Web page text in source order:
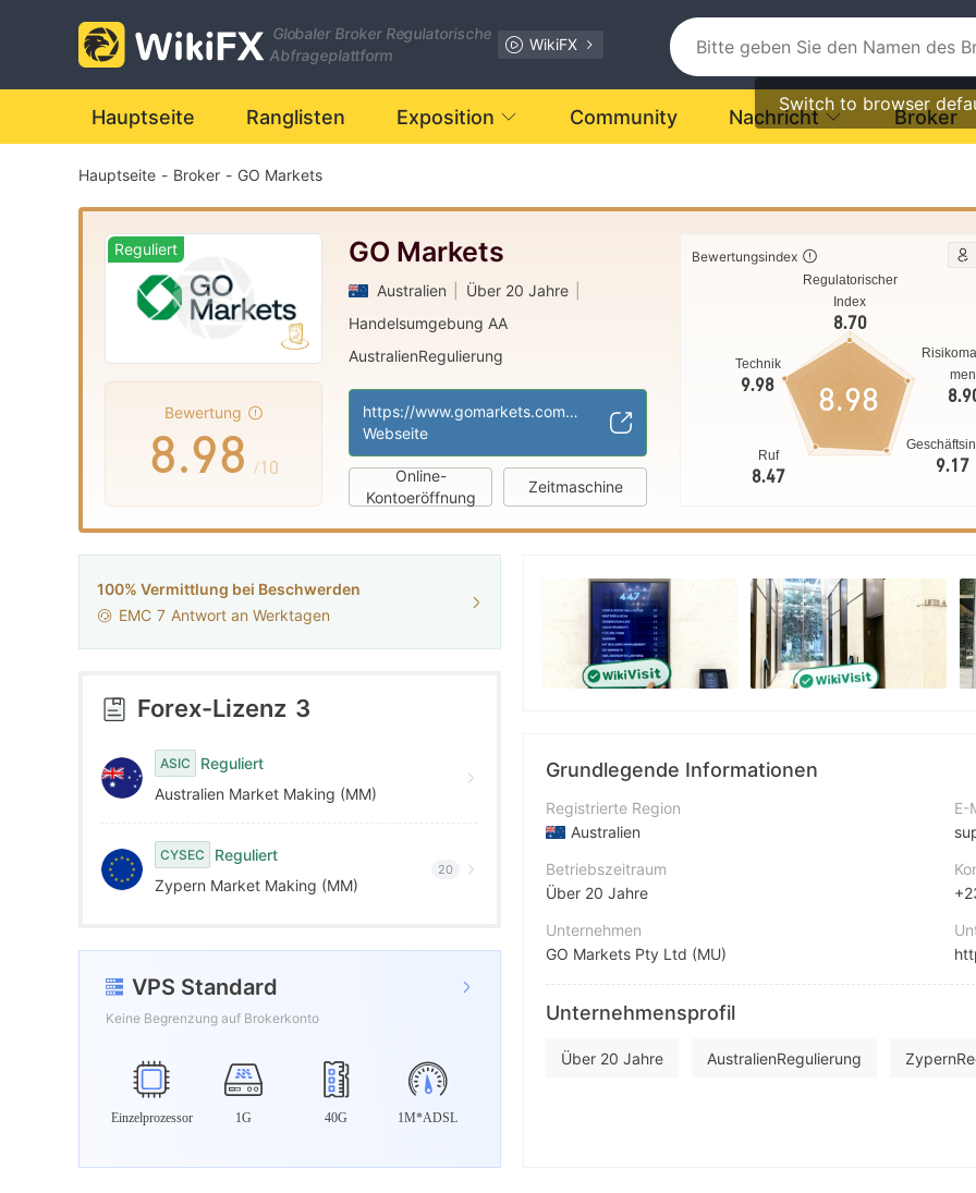
Globaler Broker Regulatorische
Abfrageplattform
WikiFX
Switch to browser
Hauptseite Ranglisten Exposition Community Nachricht Broker
Hauptseite - Broker - GO Markets
Reguliert
Bewertung
2
3
4
5
6
7
8
9
.
3
4
5
6
7
8
9
2
3
4
5
6
7
8
9
/10
GO Markets
Australien Über 20 Jahre
Handelsumgebung AA
AustralienRegulierung
Regionale Kaufmann
https://www.gomarkets.com/de/
Webseite
Online-
Kontoeröffnung
Zeitmaschine
Bewertungsindex
Regulatorischer
Index
8.70
Technik
9.98
Ruf
8.47
9.17
8.98
100% Vermittlung bei Beschwerden
EMC 7 Antwort an Werktagen
Forex-Lizenz 3
ASIC
Reguliert
Australien Market Making (MM)
CYSEC
Reguliert
Zypern Market Making (MM)
20
VPS Standard
Keine Begrenzung auf Brokerkonto
Einzelprozessor 1G 40G 1M*ADSL
Grundlegende Informationen
Registrierte Region
Australien
Betriebszeitraum
Über 20 Jahre
Unternehmen
GO Markets Pty Ltd (MU)
Abkürzung
GO Markets
Unternehmensmitarbeiter
E-
Unternehmensprofil
Über 20 Jahre AustralienRegulierung